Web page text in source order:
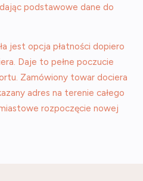
podstawowe dane do
jest opcja płatności dopiero
Daje to pełne poczucie
Zamówiony towar dociera
adres na terenie całego
rozpoczęcie nowej